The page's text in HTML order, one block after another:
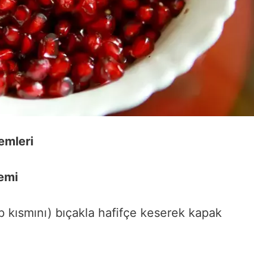
kısmını) bıçakla hafifçe keserek kapak